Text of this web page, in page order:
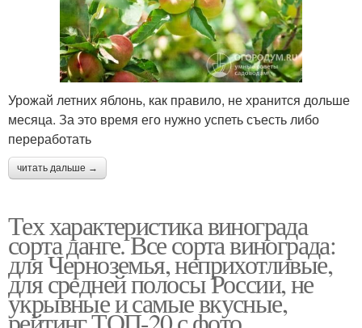
Урожай летних яблонь, как правило, не хранится дольше
месяца. За это время его нужно успеть съесть либо
переработать
читать дальше →
Тех характеристика винограда
сорта данге. Все сорта винограда:
для Черноземья, неприхотливые,
для средней полосы России, не
укрывные и самые вкусные,